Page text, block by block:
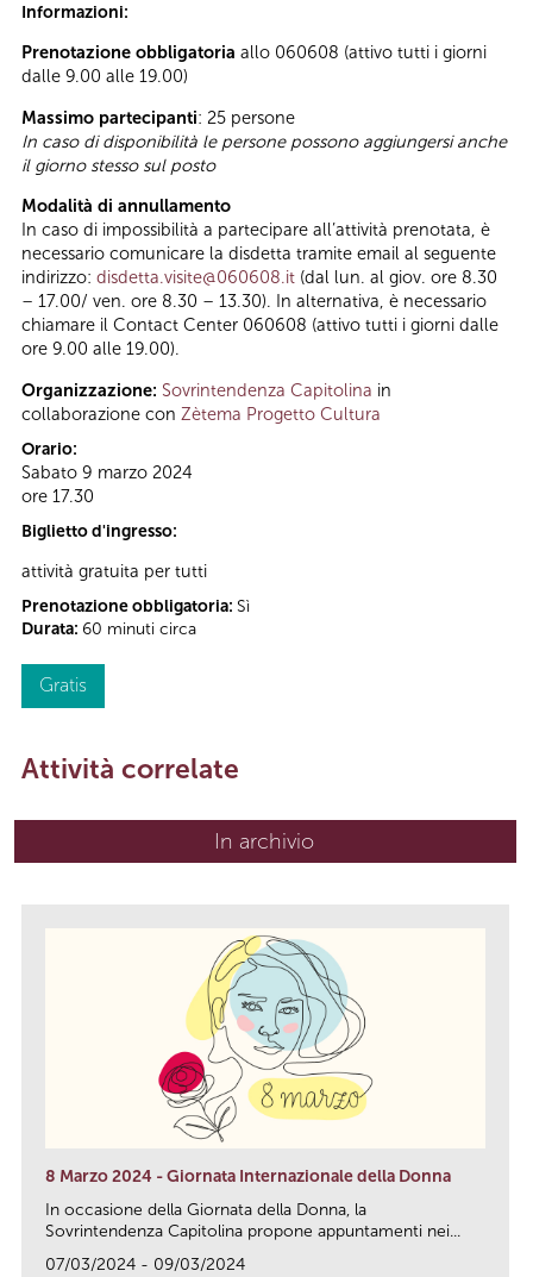
Informazioni:
Prenotazione obbligatoria allo 060608 (attivo tutti i giorni
dalle 9.00 alle 19.00)
Massimo partecipanti: 25 persone
In caso di disponibilità le persone possono aggiungersi anche
il giorno stesso sul posto
Modalità di annullamento
In caso di impossibilità a partecipare all’attività prenotata, è
necessario comunicare la disdetta tramite email al seguente
indirizzo: disdetta.visite@060608.it (dal lun. al giov. ore 8.30
– 17.00/ ven. ore 8.30 – 13.30). In alternativa, è necessario
chiamare il Contact Center 060608 (attivo tutti i giorni dalle
ore 9.00 alle 19.00).
Organizzazione: Sovrintendenza Capitolina in
collaborazione con Zètema Progetto Cultura
Orario:
Sabato 9 marzo 2024
ore 17.30
Biglietto d'ingresso:
attività gratuita per tutti
Prenotazione obbligatoria: Sì
Durata: 60 minuti circa
Gratis
Attività correlate
In archivio
8 Marzo 2024 - Giornata Internazionale della Donna
In occasione della Giornata della Donna, la
Sovrintendenza Capitolina propone appuntamenti nei...
07/03/2024 - 09/03/2024